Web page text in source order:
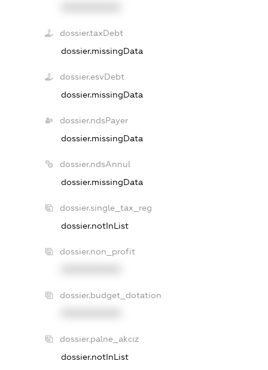
dossier.taxDebt
dossier.missingData
dossier.esvDebt
dossier.missingData
dossier.ndsPayer
dossier.missingData
dossier.ndsAnnul
dossier.missingData
dossier.single_tax_reg
dossier.notInList
dossier.non_profit
dossier.budget_dotation
dossier.palne_akciz
dossier.notInList